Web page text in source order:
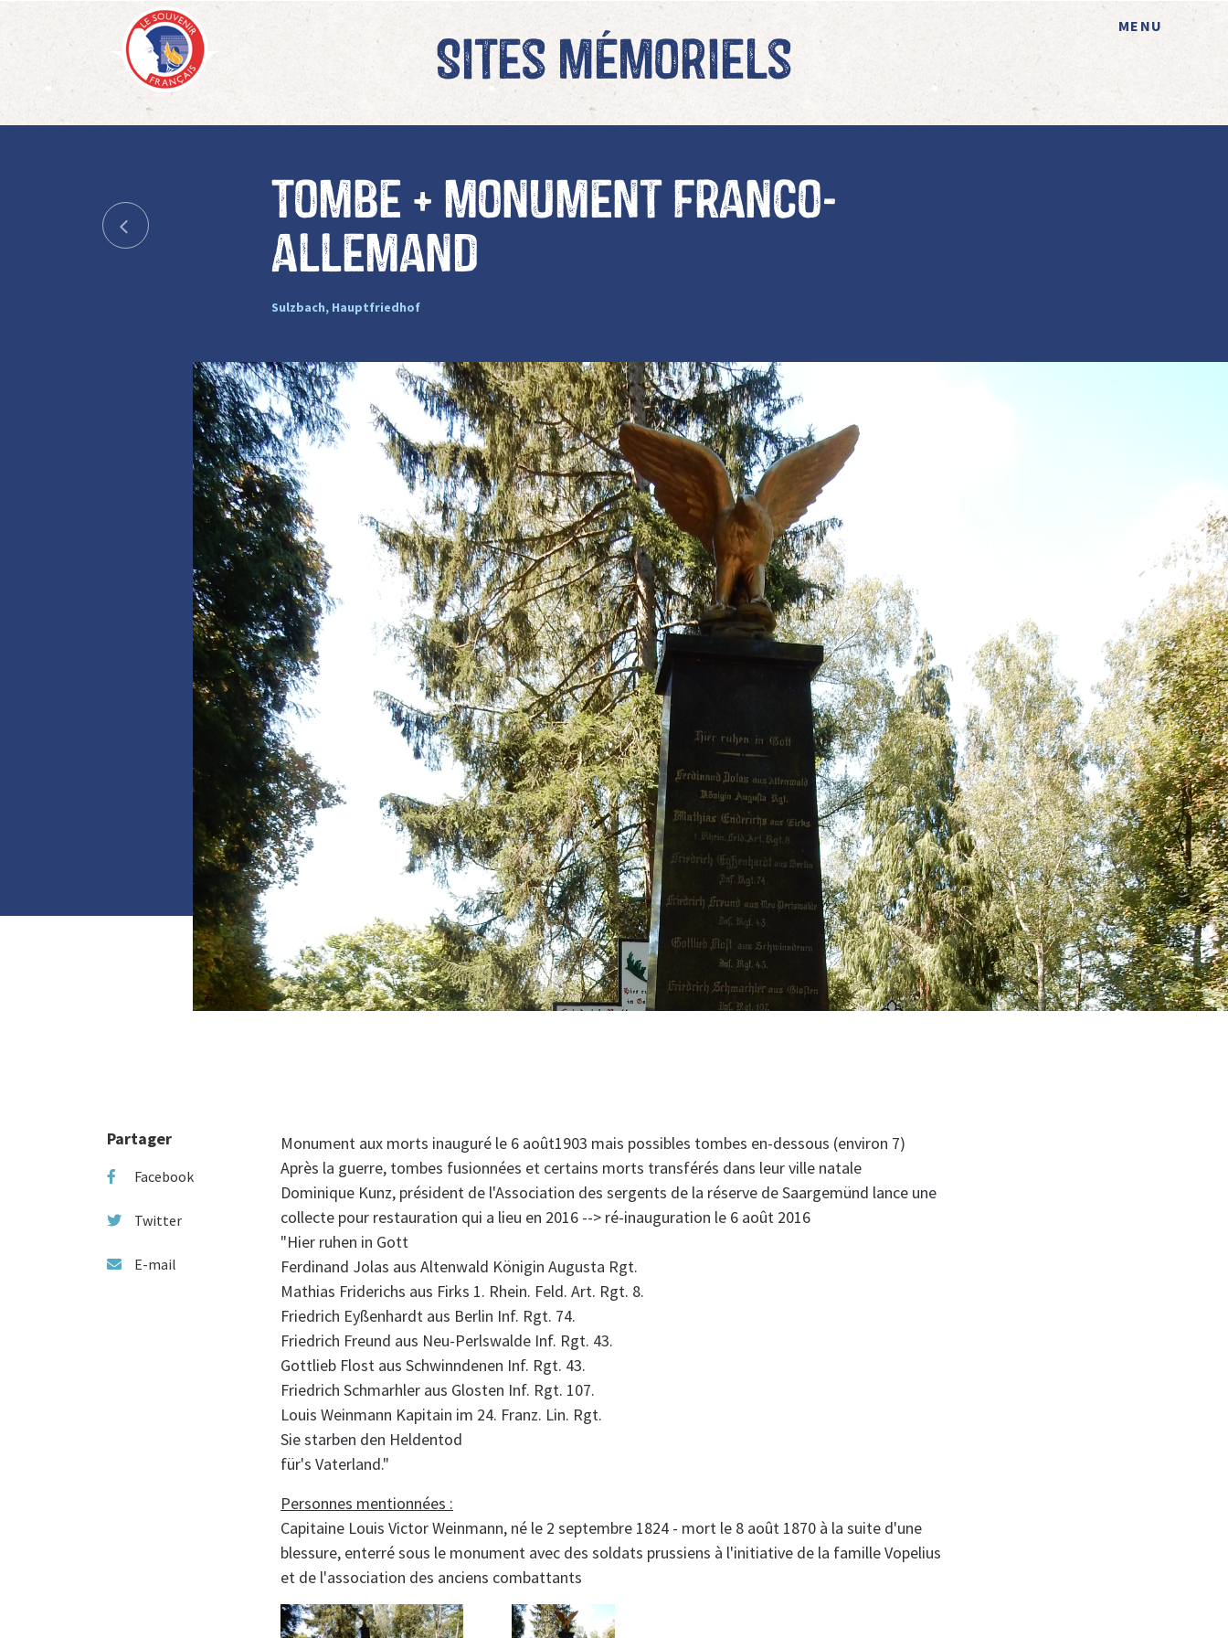
MENU
Sites mémoriels
Tombe + monument franco-
allemand
Sulzbach, Hauptfriedhof
Partager
Facebook
Twitter
E-mail
Monument aux morts inauguré le 6 août1903 mais possibles tombes en-dessous (environ 7)
Après la guerre, tombes fusionnées et certains morts transférés dans leur ville natale
Dominique Kunz, président de l'Association des sergents de la réserve de Saargemünd lance une
collecte pour restauration qui a lieu en 2016 --> ré-inauguration le 6 août 2016
"Hier ruhen in Gott
Ferdinand Jolas aus Altenwald Königin Augusta Rgt.
Mathias Friderichs aus Firks 1. Rhein. Feld. Art. Rgt. 8.
Friedrich Eyßenhardt aus Berlin Inf. Rgt. 74.
Friedrich Freund aus Neu-Perlswalde Inf. Rgt. 43.
Gottlieb Flost aus Schwinndenen Inf. Rgt. 43.
Friedrich Schmarhler aus Glosten Inf. Rgt. 107.
Louis Weinmann Kapitain im 24. Franz. Lin. Rgt.
Sie starben den Heldentod
für's Vaterland."
Personnes mentionnées :
Capitaine Louis Victor Weinmann, né le 2 septembre 1824 - mort le 8 août 1870 à la suite d'une
blessure, enterré sous le monument avec des soldats prussiens à l'initiative de la famille Vopelius
et de l'association des anciens combattants